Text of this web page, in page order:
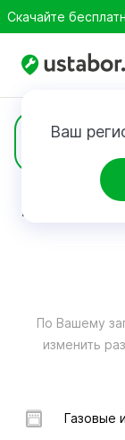
Скачайте
Ваш
Игровые
РЕЗУЛЬТАТ
По Вашему
изменить
Газовые